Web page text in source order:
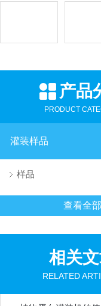
产品
PRODUCT
灌装样品
样品
查看全部
相关
RELATED